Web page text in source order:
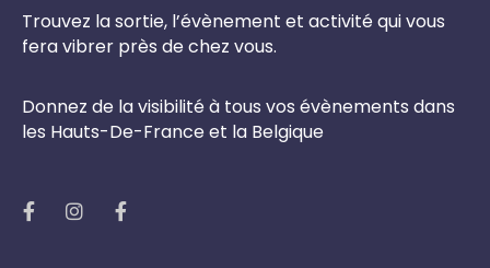
Trouvez la sortie, l’évènement et activité qui vous
fera vibrer près de chez vous.
Donnez de la visibilité à tous vos évènements dans
les Hauts-De-France et la Belgique